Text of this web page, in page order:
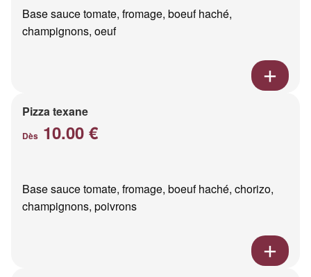
Base sauce tomate, fromage, boeuf haché,
champignons, oeuf
Pizza texane
Dès 10.00 €
Base sauce tomate, fromage, boeuf haché, chorizo,
champignons, poivrons